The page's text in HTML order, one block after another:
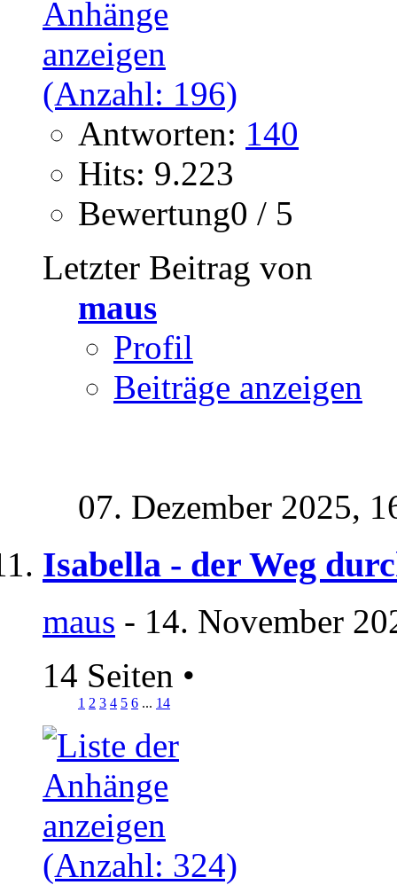
Antworten: 140
Hits: 9.223
Bewertung0 / 5
Letzter Beitrag von
maus
Profil
Beiträge anzeigen
07. Dezember 2025,
Isabella - der Weg
maus - 14. November
14 Seiten •
1 2 3 4 5 6 ... 14